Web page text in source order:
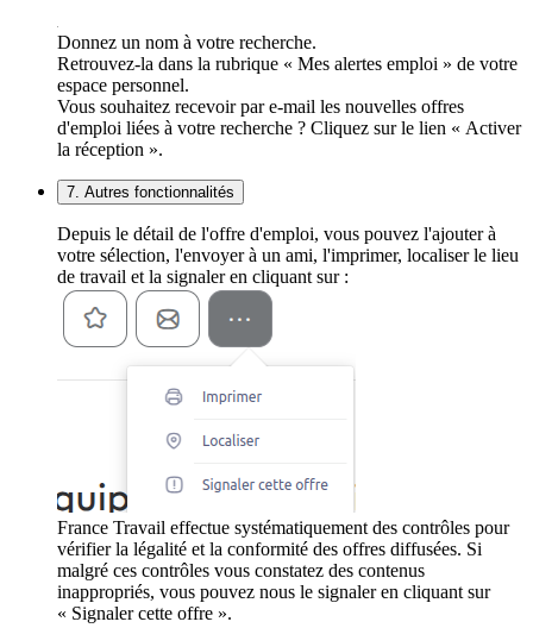
Donnez un nom à votre recherche.
Retrouvez-la dans la rubrique « Mes alertes emploi » de votre
espace personnel.
Vous souhaitez recevoir par e-mail les nouvelles offres
d'emploi liées à votre recherche ? Cliquez sur le lien « Activer
la réception ».
7. Autres fonctionnalités
Depuis le détail de l'offre d'emploi, vous pouvez l'ajouter à
votre sélection, l'envoyer à un ami, l'imprimer, localiser le lieu
de travail et la signaler en cliquant sur :
France Travail effectue systématiquement des contrôles pour
vérifier la légalité et la conformité des offres diffusées. Si
malgré ces contrôles vous constatez des contenus
inappropriés, vous pouvez nous le signaler en cliquant sur
« Signaler cette offre ».